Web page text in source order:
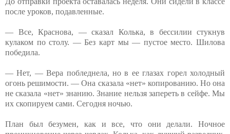
после уроков, подавленные.
— Все, Краснова, — сказал Колька, в бессилии стукнув
кулаком по столу. — Без карт мы — пустое место. Шилова
победила.
— Нет, — Вера побледнела, но в ее глазах горел холодный
огонь решимости. — Она сказала «нет» копированию. Но она
не сказала «нет» знанию. Знание нельзя запереть в сейфе. Мы
их скопируем сами. Сегодня ночью.
План был безумен, как и все, что они делали. Ночное